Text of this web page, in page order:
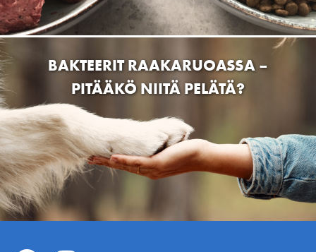
Hankkija Somero
31400 Somero, Suomi
LEMMIKKISIRKUS
Häyrisentie 4, 76100 Pieksämäki, Suomi
Dogman and Friends Lahti
Apilakatu 1, 15610 Lahti, Suomi
Eräkolmio
Lamminraitti 25, 16900 Lammi, Finland
Dogman and Friends Raisio
MUSH VAISTO – NYT MYÖS
PAKASTEKUIVATTUNA